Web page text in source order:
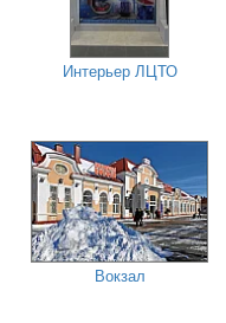
Интерьер ЛЦТО
Вокзал